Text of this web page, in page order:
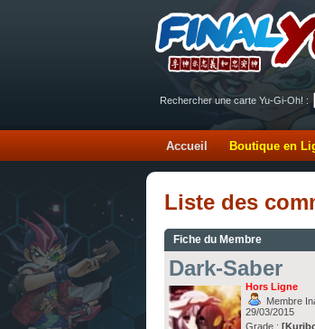
Rechercher une carte Yu-Gi-Oh! :
Accueil Boutique en
Liste des
Fiche du Membre
Dark-Saber
Hors Ligne
Membre
29/03/2015
Grade :